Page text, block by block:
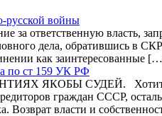
русской войны
ответственную власть,
дела, обратившись в
как заинтересованные
по ст 159 УК РФ
СУДЕЙ. Хотите
граждан СССР,
Возврат власти и